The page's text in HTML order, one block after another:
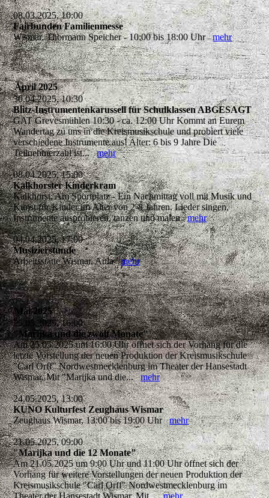
08.03.2025, 10:00
Fairbunden Familienmesse
Wismar, Thormann Speicher - 10:00 bis 18:00 Uhrmehr
April 2025
30.04.2025, 10:30
Blitz-Instrumentenkarussell für Schulklassen ABGESAGT
GAT Grevesmühlen 10:30 - ca. 12:00 Uhr Kommt an Eurem
Wandertag zu uns in die Kreismusikschule und probiert viele
verschiedene Instrumente aus! Alter: 6 bis 9 Jahre Die
Teilnehmerzahl ist...mehr
08.04.2025, 15:00
Kalkhorster Kinderkram
Kalkhorst, Am Sportplatz - Ein Nachmittag voll mit Musik und
Kunst für Kinder im Alter von 2-8 Jahren. Lieder singen,
Instrumente ausprobieren, tanzen und malenmehr
04.04.2025, 17:00
Musizierstunde
Arbeitsstätte Wismar, Aulamehr
Mai 2025
25.05.2025, 16:00
"Marijka und die zwölf Monate"
Am 25.05.2025 um 16:00 Uhr öffnet sich der Vorhang für die
letzte Vorstellung der neuen Produktion der Kreismusikschule
"Carl Orff" Nordwestmecklenburg im Theater der Hansestadt
Wismar. Mit "Marijka und die...mehr
24.05.2025, 13:00
KUNO Kulturfest Zeughaus Wismar
Zeughaus Wismar, 13:00 bis 19:00 Uhrmehr
21.05.2025, 09:00
"Marijka und die 12 Monate"
Am 21.05.2025 um 9:00 Uhr und 11:00 Uhr öffnet sich der
Vorhang für weitere Vorstellungen der neuen Produktion der
Kreismusikschule "Carl Orff" Nordwestmecklenburg im
Theater der Hansestadt Wismar. Mit...mehr